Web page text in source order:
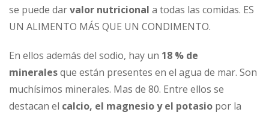
se puede darvalor nutricional a todas las comidas. ES
UN ALIMENTO MÁS QUE UN CONDIMENTO.
En ellos además del sodio, hay un 18 % de
mineralesque están presentes en el agua de mar. Son
muchísimos minerales. Mas de 80. Entre ellos se
destacan el calcio, el magnesio y el potasio por la